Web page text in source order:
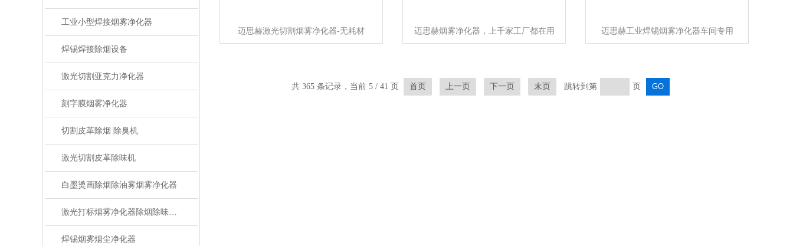
工业小型焊接烟雾净化器
焊锡焊接除烟设备
激光切割亚克力净化器
刻字膜烟雾净化器
切割皮革除烟 除臭机
激光切割皮革除味机
白墨烫画除烟除油雾烟雾净化器
激光打标烟雾净化器除烟除味设备
焊锡烟雾烟尘净化器
迈思赫激光切割烟雾净化器-无耗材 迈思赫烟雾净化器，上千家工厂都在用 迈思赫工业焊锡烟雾净化器车间专用
共 365 条记录，当前 5 / 41 页 首页 上一页 下一页 末页 跳转到第 页